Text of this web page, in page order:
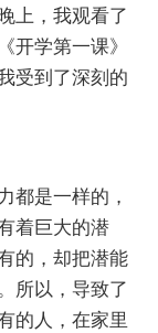
上，我观看了
开学第一课》
受到了深刻的
都是一样的，
着巨大的潜
的，却把潜能
所以，导致了
的人，在家里